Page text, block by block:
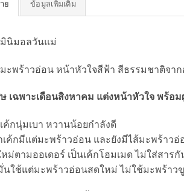
ย ข้อมูลเพิ่มเติม
มินิมอลวันแม่
มะพร้าวอ่อน หน้าหัวใจสีฟ้า สีธรรมชาติจา
เฉพาะเดือนสิงหาคม แต่งหน้าหัวใจ พร้อ
ค้กนุ่มเบา หวานน้อยกำลังดี
ค้กมีแต่มะพร้าวอ่อน และยังมีไส้มะพร้าวอ่
ม่ตามออเดอร์ เป็นเค้กโฮมเมด ไม่ใส่สารกั
นใช้แต่มะพร้าวอ่อนสดใหม่ ไม่ใช้มะพร้าว